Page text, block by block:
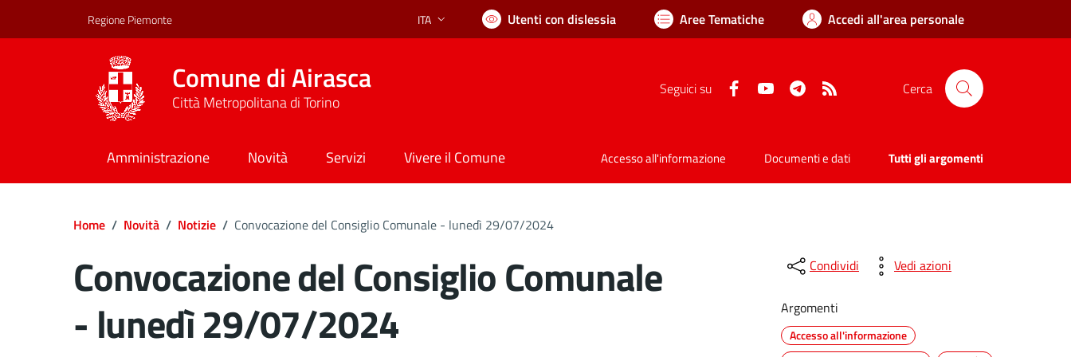
Regione Piemonte Lingua attiva:
ITA Utenti con dislessia Aree Tematiche Accedi all'area personale
Comune di Airasca
Città Metropolitana di Torino
Seguici su FacebookYouTube Telegram Cerca
Amministrazione Novità Servizi Vivere il Comune Accesso all'informazione Documenti e dati Tutti gli argomenti
Home / Novità / Notizie / Convocazione del Consiglio Comunale - lunedì 29/07/2024
Convocazione del Consiglio Comunale
- lunedì 29/07/2024
Condividi Vedi azioni
Argomenti
Accesso all'informazione